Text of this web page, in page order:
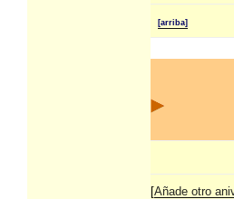
[arriba]
[Añade otro